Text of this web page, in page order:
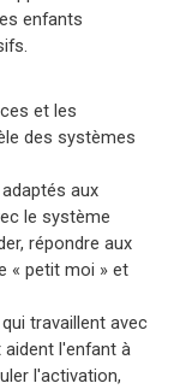
pour les
enfants
rigides
des figures
des
et
dérégulés
théorique et
avec
enfants
et les
des systèmes
aux
le système
répondre aux
« petit moi » et
travaillent avec
l'enfant à
l'activation,